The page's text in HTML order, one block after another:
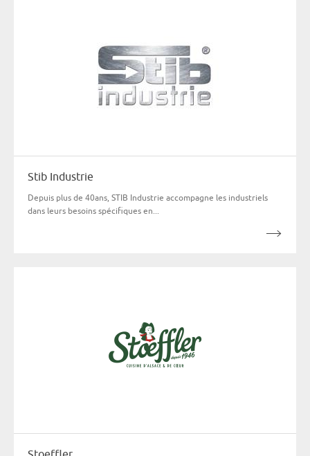
Stib Industrie
Depuis plus de 40ans, STIB Industrie accompagne les industriels
dans leurs besoins spécifiques en...